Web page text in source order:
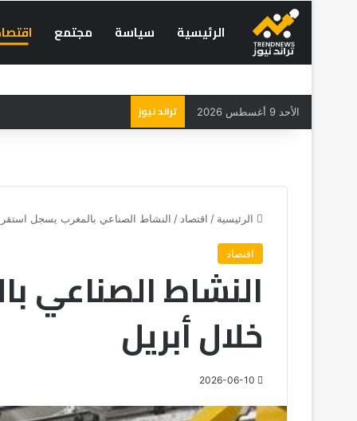
الرئيسية سياسة مجتمع
الأحد 9 أغسطس 2026 تراند نيوز
الرئيسية / اقتصاد / النشاط الصناعي بالمغرب يسجل
اقتصاد
النشاط الصناعي
خلال أبريل
2026-06-10